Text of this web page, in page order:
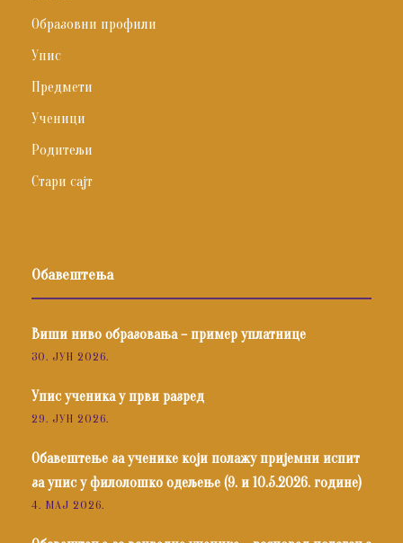
Образовни профили
Упис
Предмети
Ученици
Родитељи
Стари сајт
Обавештења
Виши ниво образовања – пример уплатнице
30. ЈУН 2026.
Упис ученика у први разред
29. ЈУН 2026.
Обавештење за ученике који полажу пријемни испит
за упис у филолошко одељење (9. и 10.5.2026. године)
4. МАЈ 2026.